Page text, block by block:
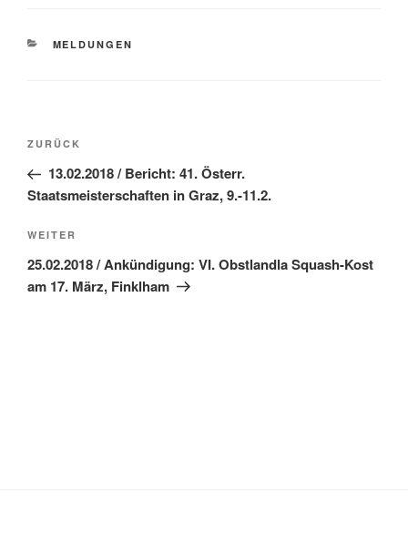
KATEGORIEN
MELDUNGEN
Beitragsnavigation
Vorheriger
Beitrag
ZURÜCK
13.02.2018 / Bericht: 41. Österr.
Staatsmeisterschaften in Graz, 9.-11.2.
Nächster
Beitrag
WEITER
25.02.2018 / Ankündigung: VI. Obstlandla Squash-Kost
am 17. März, Finklham